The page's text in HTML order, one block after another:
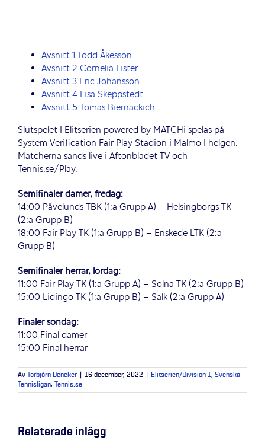
Avsnitt 1 Todd Åkesson
Avsnitt 2 Cornelia Lister
Avsnitt 3 Eric Johansson
Avsnitt 4 Lisa Skeppstedt
Avsnitt 5 Tomas Biernackich
Slutspelet I Elitserien powered by MATCHi spelas på
System Verification Fair Play Stadion i Malmö I helgen.
Matcherna sänds live i Aftonbladet TV och
Tennis.se/Play.
Semifinaler damer, fredag:
14:00 Påvelunds TBK (1:a Grupp A) – Helsingborgs TK
(2:a Grupp B)
18:00 Fair Play TK (1:a Grupp B) – Enskede LTK (2:a
Grupp B)
Semifinaler herrar, lördag:
11:00 Fair Play TK (1:a Grupp A) – Solna TK (2:a Grupp B)
15:00 Lidingö TK (1:a Grupp B) – Salk (2:a Grupp A)
Finaler söndag:
11:00 Final damer
15:00 Final herrar
Av Torbjörn Dencker 16 december, 2022 Elitserien/Division 1, Svenska
Tennisligan, Tennis.se
Relaterade inlägg